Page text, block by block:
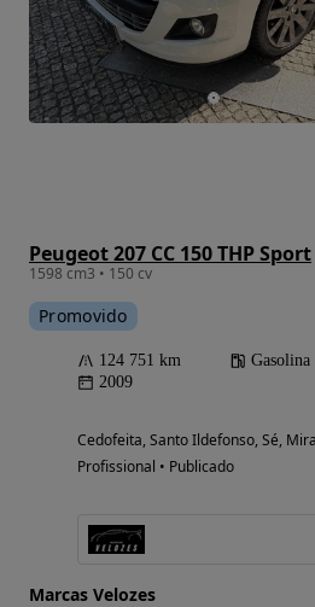
Peugeot 207 CC 150 THP Sport
1598 cm3 • 150 cv
Promovido
124 751 km Gasolina
2009
Cedofeita, Santo Ildefonso, Sé,
Profissional • Publicado
Marcas Velozes